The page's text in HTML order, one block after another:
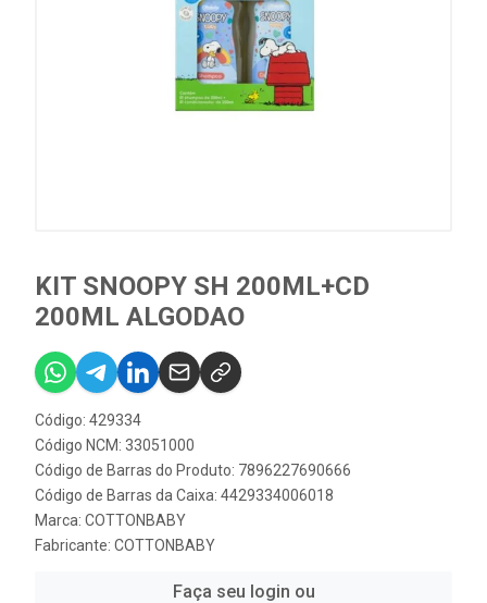
KIT SNOOPY SH 200ML+CD
200ML ALGODAO
Código: 429334
Código NCM: 33051000
Código de Barras do Produto: 7896227690666
Código de Barras da Caixa: 4429334006018
Marca: COTTONBABY
Fabricante: COTTONBABY
Faça seu login ou